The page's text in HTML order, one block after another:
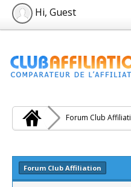
Hi, Guest
Forum Club
Forum Club Affiliation